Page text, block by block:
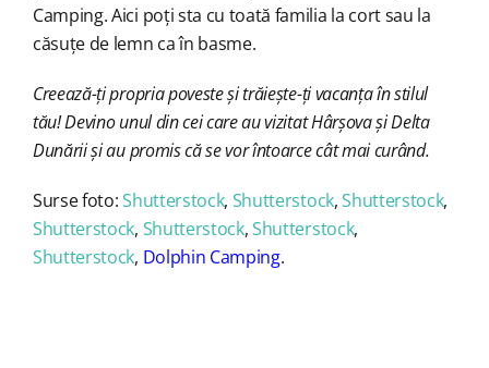
Camping. Aici poți sta cu toată familia la cort sau la
căsuțe de lemn ca în basme.
Creează-ți propria poveste și trăiește-ți vacanța în stilul
tău! Devino unul din cei care au vizitat Hârșova și Delta
Dunării și au promis că se vor întoarce cât mai curând.
Surse foto:Shutterstock, Shutterstock,Shutterstock,
Shutterstock, Shutterstock,Shutterstock,
Shutterstock, Dolphin Camping.